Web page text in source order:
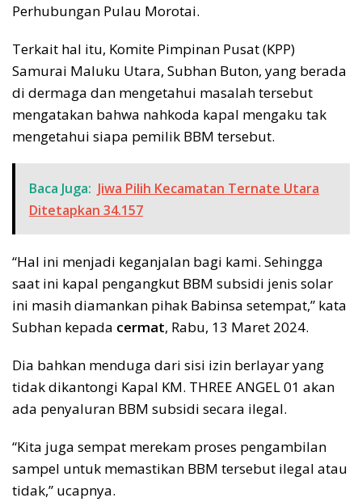
Perhubungan Pulau Morotai.
Terkait hal itu, Komite Pimpinan Pusat (KPP)
Samurai Maluku Utara, Subhan Buton, yang berada
di dermaga dan mengetahui masalah tersebut
mengatakan bahwa nahkoda kapal mengaku tak
mengetahui siapa pemilik BBM tersebut.
Baca Juga: Jiwa Pilih Kecamatan Ternate Utara
Ditetapkan 34.157
“Hal ini menjadi keganjalan bagi kami. Sehingga
saat ini kapal pengangkut BBM subsidi jenis solar
ini masih diamankan pihak Babinsa setempat,” kata
Subhan kepada cermat, Rabu, 13 Maret 2024.
Dia bahkan menduga dari sisi izin berlayar yang
tidak dikantongi Kapal KM. THREE ANGEL 01 akan
ada penyaluran BBM subsidi secara ilegal.
“Kita juga sempat merekam proses pengambilan
sampel untuk memastikan BBM tersebut ilegal atau
tidak,” ucapnya.